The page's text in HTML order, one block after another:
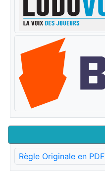
Règle Originale en PDF